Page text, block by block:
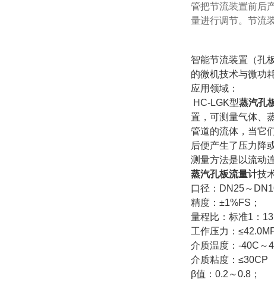
管把节流装置前后
量进行调节。节流
智能节流装置（孔
的微机技术与微功
应用领域：
HC-LGK型蒸汽孔
置，可测量气体、
管道的流体，当它
后便产生了压力降
测量方法是以流动
蒸汽孔板流量计技
口径：DN25～
精度：±1%FS；
量程比：标准1：
工作压力：
介质温度：-40C～
介质粘度：≤30CP
β值：0.2～0.8；